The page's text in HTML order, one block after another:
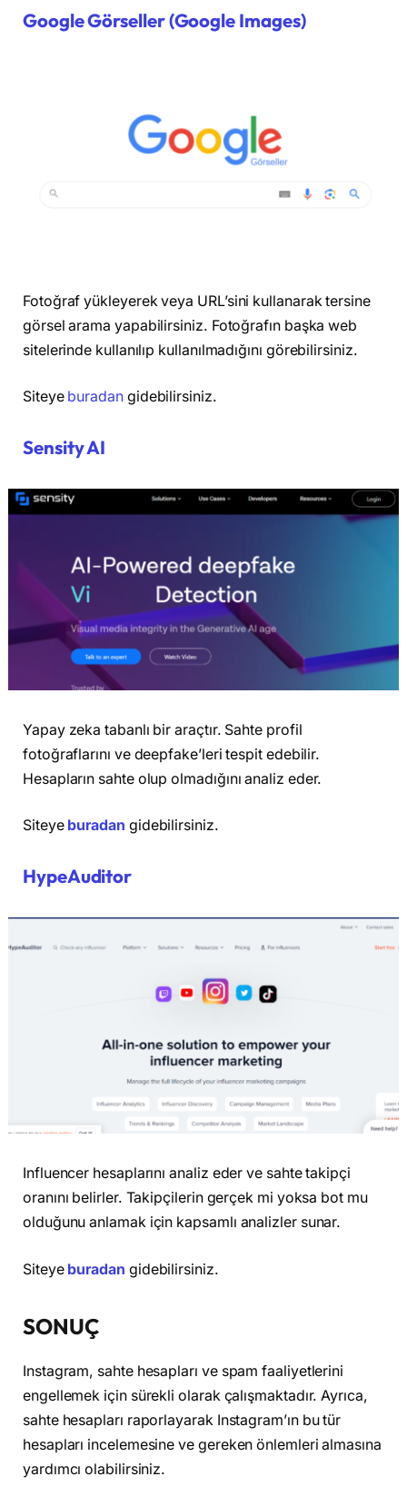
Google Görseller (Google Images)
Fotoğraf yükleyerek veya URL’sini kullanarak tersine
görsel arama yapabilirsiniz. Fotoğrafın başka web
sitelerinde kullanılıp kullanılmadığını görebilirsiniz.
Siteye buradangidebilirsiniz.
Sensity AI
Yapay zeka tabanlı bir araçtır. Sahte profil
fotoğraflarını ve deepfake’leri tespit edebilir.
Hesapların sahte olup olmadığını analiz eder.
Siteye buradan gidebilirsiniz.
HypeAuditor
Influencer hesaplarını analiz eder ve sahte takipçi
oranını belirler. Takipçilerin gerçek mi yoksa bot mu
olduğunu anlamak için kapsamlı analizler sunar.
Siteye buradan gidebilirsiniz.
SONUÇ
Instagram, sahte hesapları ve spam faaliyetlerini
engellemek için sürekli olarak çalışmaktadır. Ayrıca,
sahte hesapları raporlayarak Instagram’ın bu tür
hesapları incelemesine ve gereken önlemleri almasına
yardımcı olabilirsiniz.